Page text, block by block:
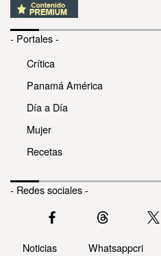
- Portales -
Crítica
Panamá América
Día a Día
Mujer
Recetas
- Redes sociales -
Noticias Whatsappcri